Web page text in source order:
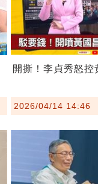
開撕！李貞秀怒控
2026/04/14 14:46